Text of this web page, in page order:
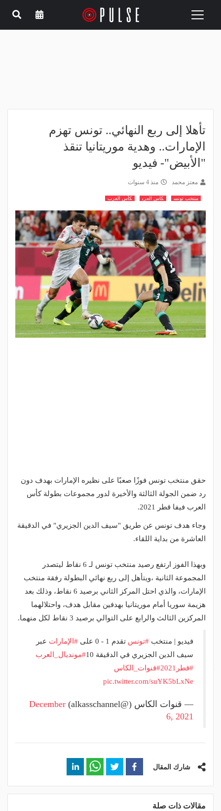
Toggle
تأهلا إلى ربع النهائي.. تونس تهزم
الإمارات.. وهدية موريتانيا تنقذ
"الأبيض"- فيديو
معتز محمد منذ 4 سنوات
منتخب تونس كاس العرب كأس العرب
حقق منتخب تونس فوزًا صعبًا على نظيره الإمارات بهدف دون
رد ضمن الجولة الثالثة والأخيرة لدور مجموعات بطولة كأس
العرب فيفا قطر 2021.
وجاء هدف تونس عن طريق "سيف الدين الجزيري" في الدقيقة
العاشرة من بداية اللقاء.
وبهذا الفوز ارتفع رصيد منتخب تونس لـ 6 نقاط ليتصدر
المجموعة الثانية ،ويتأهل إلى ربع نهائي البطولة رفقة منتخب
الإمارات، والذي احتل المركز الثاني برصيد 6 نقاط، وذلك بعد
هزيمة سوريا أمام موريتانيا بهدفين مقابل هدف، واحتلالهما
المركزين الثالث والرابع على التوالي برصيد 3 نقاط لكل منهما.
فيديو | منتخب #تونس تقدم 1 - 0 على #الإمارات عبر
سيف الدين الجزيري في الدقيقة 10
#مونديال_العرب
#قطر2021
#قنوات_الكاس
pic.twitter.com/suYK5bLxNe
— قنوات الكاس (@alkasschannel)
December
6, 2021
شارك المقال
مقالات ذات صلة